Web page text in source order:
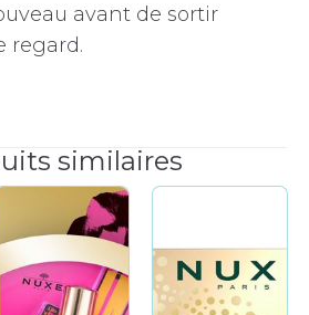
avant de sortir
regard.
similaires